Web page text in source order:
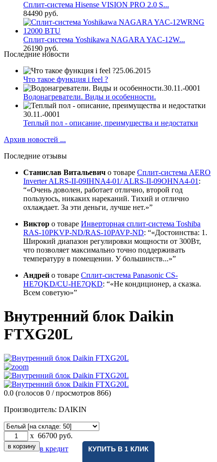
Сплит-система Hisense VISION PRO 2.0 S...
84490 руб.
Сплит-система Yoshikawa NAGARA YAC-12W...
26190 руб.
Последние новости
25.06.2015
Что такое функция i feel ?
30.11.-0001
Водонагреватели. Виды и особенности.
30.11.-0001
Теплый пол - описание, преимущества и недостатки
Архив новостей ...
Последние отзывы
Станислав Витальевич о товаре Сплит-система AERO
Inverter ALRS-II-09IHNA4-01/ ALRS-II-09OHNA4-01 :
«Очень доволен, работает отлично, второй год
пользуюсь, никаких нареканий. Тихий и отлично
охлаждает. За эти деньги, лучше нет.»
Виктор о товаре Инверторная сплит-система Toshiba
RAS-10PKVP-ND/RAS-10PAVP-ND:
«Достоинства: 1.
Широкий диапазон регулировки мощности от 300Вт,
что позволяет максимально точно поддерживать
температуру в помещении. У большинств...»
Андрей о товаре Сплит-система Panasonic CS-
HE7QKD/CU-HE7QKD:
«Не кондиционер, а сказка.
Всем советую»
Внутренний блок Daikin
FTXG20L
0.0 (голосов 0 / просмотров 866)
Производитель: DAIKIN
x 66700 руб.
в кредит
КУПИТЬ В 1 КЛИК